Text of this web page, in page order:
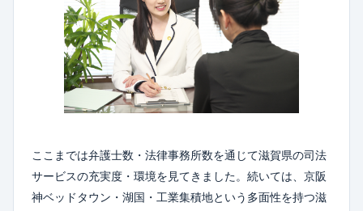
ここまでは弁護士数・法律事務所数を通じて滋賀県の司法
サービスの充実度・環境を見てきました。続いては、京阪
神ベッドタウン・湖国・工業集積地という多面性を持つ滋